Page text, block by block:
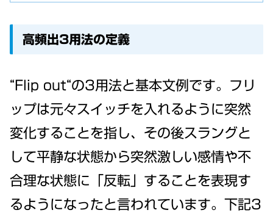
高頻出3用法の定義
“Flip out“の3用法と基本文例です。フリ
ップは元々スイッチを入れるように突然
変化することを指し、その後スラングと
して平静な状態から突然激しい感情や不
合理な状態に「反転」することを表現す
るようになったと言われています。下記3